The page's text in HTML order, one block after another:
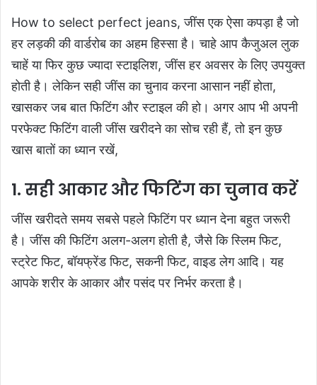
How to select perfect jeans, जींस एक ऐसा कपड़ा है जो
हर लड़की की वार्डरोब का अहम हिस्सा है। चाहे आप कैजुअल लुक
चाहें या फिर कुछ ज्यादा स्टाइलिश, जींस हर अवसर के लिए उपयुक्त
होती है। लेकिन सही जींस का चुनाव करना आसान नहीं होता,
खासकर जब बात फिटिंग और स्टाइल की हो। अगर आप भी अपनी
परफेक्ट फिटिंग वाली जींस खरीदने का सोच रही हैं, तो इन कुछ
खास बातों का ध्यान रखें,
1. सही आकार और फिटिंग का चुनाव करें
जींस खरीदते समय सबसे पहले फिटिंग पर ध्यान देना बहुत जरूरी
है। जींस की फिटिंग अलग-अलग होती है, जैसे कि स्लिम फिट,
स्ट्रेट फिट, बॉयफ्रेंड फिट, सकनी फिट, वाइड लेग आदि। यह
आपके शरीर के आकार और पसंद पर निर्भर करता है।